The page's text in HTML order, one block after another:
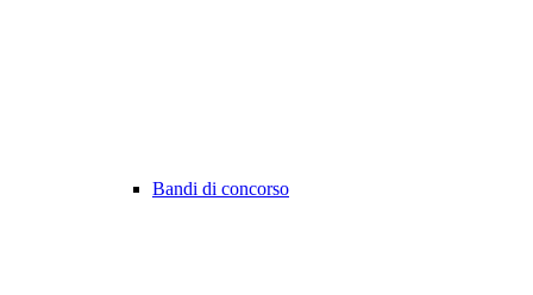
Bandi di concorso